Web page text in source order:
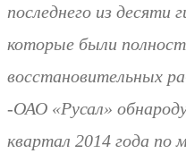
последнего из десяти
которые были
восстановительных
-ОАО «Русал»
квартал 2014 года